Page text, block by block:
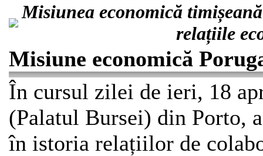
Misiunea economică
relațiile
Misiune economică
În cursul zilei de ieri, 18
(Palatul Bursei) din Porto,
în istoria relațiilor de